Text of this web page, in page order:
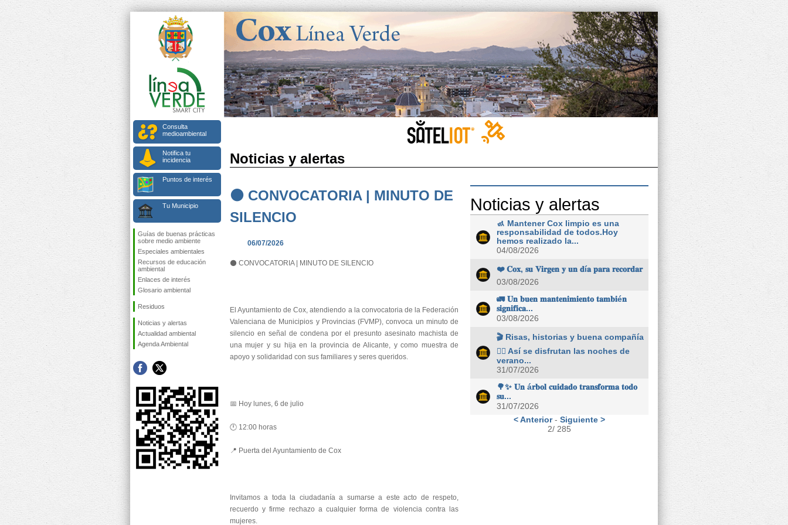
Consulta
medioambiental
Notifica tu
incidencia
Puntos de interés
Tu Municipio
Guías de buenas prácticas
sobre medio ambiente
Especiales ambientales
Recursos de educación
ambiental
Enlaces de interés
Glosario ambiental
Residuos
Noticias y alertas
Actualidad ambiental
Agenda Ambiental
Noticias y alertas
⚫ CONVOCATORIA | MINUTO DE
SILENCIO
06/07/2026
⚫ CONVOCATORIA | MINUTO DE SILENCIO
El Ayuntamiento de Cox, atendiendo a la convocatoria de la Federación
Valenciana de Municipios y Provincias (FVMP), convoca un minuto de
silencio en señal de condena por el presunto asesinato machista de
una mujer y su hija en la provincia de Alicante, y como muestra de
apoyo y solidaridad con sus familiares y seres queridos.
📅 Hoy lunes, 6 de julio
🕛 12:00 horas
📍 Puerta del Ayuntamiento de Cox
Invitamos a toda la ciudadanía a sumarse a este acto de respeto,
recuerdo y firme rechazo a cualquier forma de violencia contra las
mujeres.
Noticias y alertas
🚮 Mantener Cox limpio es una
responsabilidad de todos.Hoy
hemos realizado la...
04/08/2026
❤️ 𝐂𝐨𝐱, 𝐬𝐮 𝐕𝐢𝐫𝐠𝐞𝐧 𝐲 𝐮𝐧 𝐝í𝐚 𝐩𝐚𝐫𝐚 𝐫𝐞𝐜𝐨𝐫𝐝𝐚𝐫
03/08/2026
🚛 𝐔𝐧 𝐛𝐮𝐞𝐧 𝐦𝐚𝐧𝐭𝐞𝐧𝐢𝐦𝐢𝐞𝐧𝐭𝐨 𝐭𝐚𝐦𝐛𝐢é𝐧
𝐬𝐢𝐠𝐧𝐢𝐟𝐢𝐜𝐚...
03/08/2026
🎬 Risas, historias y buena compañía
👉🏻 Así se disfrutan las noches de
verano...
31/07/2026
🌳✨ 𝐔𝐧 á𝐫𝐛𝐨𝐥 𝐜𝐮𝐢𝐝𝐚𝐝𝐨 𝐭𝐫𝐚𝐧𝐬𝐟𝐨𝐫𝐦𝐚 𝐭𝐨𝐝𝐨
𝐬𝐮...
31/07/2026
< Anterior- Siguiente >
2/ 285